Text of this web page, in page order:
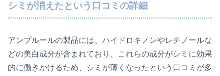
シミが消えたという口コミの詳細
アンプルールの製品には、ハイドロキノンやレチノールな
どの美白成分が含まれており、これらの成分がシミに効果
的に働きかけるため、シミが薄くなったという口コミが多